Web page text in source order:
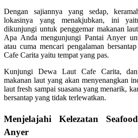
Dengan sajiannya yang sedap,
lokasinya yang menakjubkan, ini
dikunjungi untuk penggemar makanan
Apa Anda mengunjungi Pantai Anyer
atau cuma mencari pengalaman
Cafe Carita yaitu tempat yang pas.
Kunjungi Dewa Laut Cafe Carita,
makanan laut yang akan menyenangkan
laut fresh sampai suasana yang menarik,
bersantap yang tidak terlewatkan.
Menjelajahi Kelezatan
Anyer